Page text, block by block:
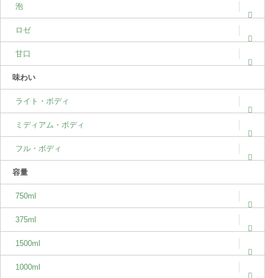
泡
ロゼ
甘口
味わい
ライト・ボディ
ミディアム・ボディ
フル・ボディ
容量
750ml
375ml
1500ml
1000ml